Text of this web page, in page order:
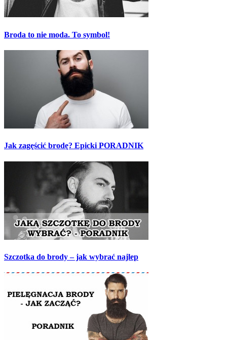
Broda to nie moda. To symbol!
Jak zagęścić brodę? Epicki PORADNIK
Szczotka do brody – jak wybrać najlep